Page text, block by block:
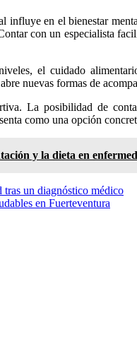
influye en el bienestar
con un especialista
el cuidado
nuevas formas de
La posibilidad de
como una opción
y la dieta en
tras un diagnóstico médico
en Fuerteventura